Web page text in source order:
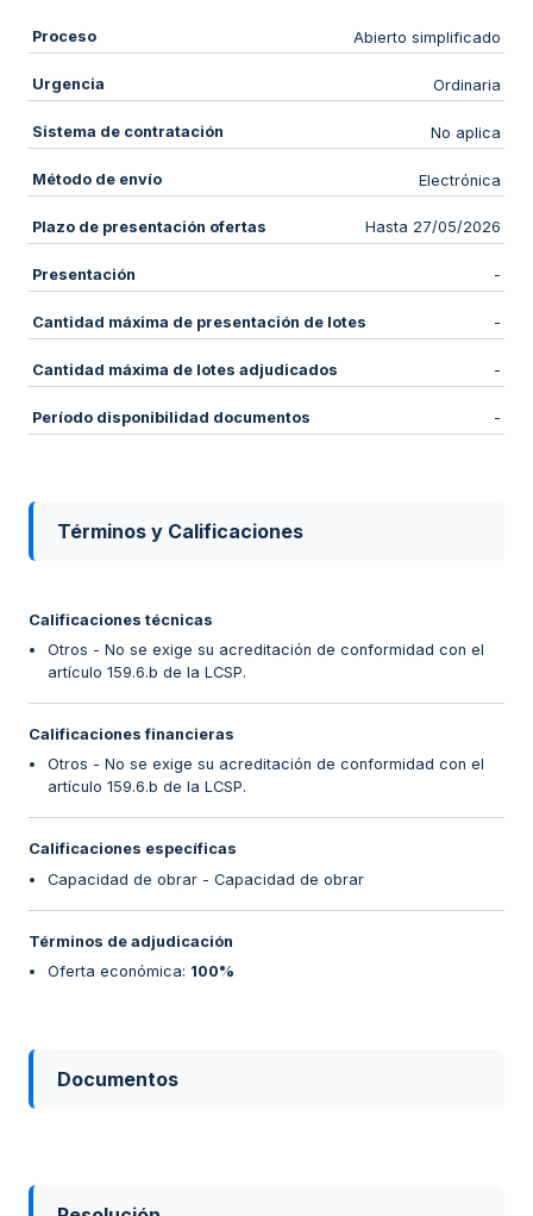
Proceso Abierto simplificado
Urgencia Ordinaria
Sistema de contratación No aplica
Método de envío Electrónica
Plazo de presentación ofertas Hasta 27/05/2026
Presentación -
Cantidad máxima de presentación de lotes -
Cantidad máxima de lotes adjudicados -
Período disponibilidad documentos -
Términos y Calificaciones
Calificaciones técnicas
Otros - No se exige su acreditación de conformidad con el
artículo 159.6.b de la LCSP.
Calificaciones financieras
Otros - No se exige su acreditación de conformidad con el
artículo 159.6.b de la LCSP.
Calificaciones específicas
Capacidad de obrar - Capacidad de obrar
Términos de adjudicación
Oferta económica: 100%
Documentos